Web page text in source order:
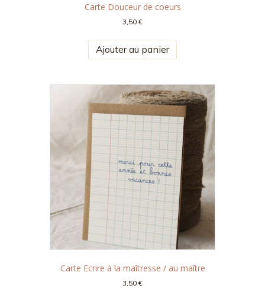
Carte Douceur de coeurs
3,50€
Ajouter au panier
Carte Ecrire à la maîtresse / au maître
3,50€